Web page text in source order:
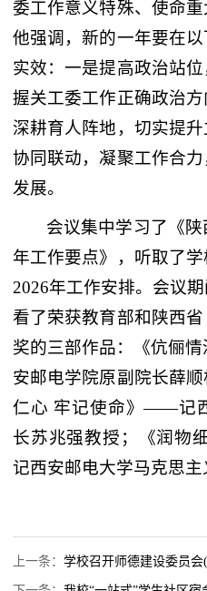
委工作意义特殊、使命重
他强调，新的一年要在
实效：一是提高政治站
握关工委工作正确政治方
深耕育人阵地，切实提
协同联动，凝聚工作合
发展。
会议集中学习了《
年工作要点》，听取了
2026年工作安排。会议
看了荣获教育部和陕西
奖的三部作品：《伉俪
安邮电学院原副院长薛
仁心 牢记使命》——记
长苏兆强教授；《润
记西安邮电大学马克思主
上一条： 学校召开师德建设委员会